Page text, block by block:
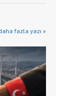
fazla yazı »